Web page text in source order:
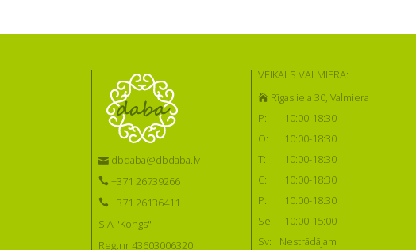
dbdaba@dbdaba.lv
+371 26739266
+371 26136411
SIA "Kongs"
Reģ.nr 43603006320
VEIKALS VALMIERĀ:
Rīgas iela 30, Valmiera
P:
10:00-18:30
O:
10:00-18:30
T:
10:00-18:30
C:
10:00-18:30
P:
10:00-18:30
Se:
10:00-15:00
Sv:
Nestrādājam